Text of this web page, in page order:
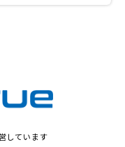
しています